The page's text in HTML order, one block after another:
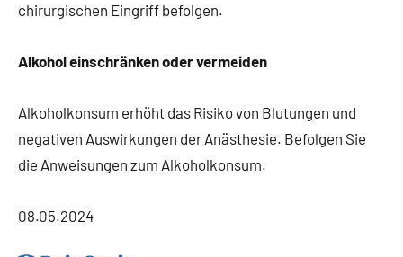
chirurgischen Eingriff befolgen.
Alkohol einschränken oder vermeiden
Alkoholkonsum erhöht das Risiko von Blutungen und
negativen Auswirkungen der Anästhesie. Befolgen Sie
die Anweisungen zum Alkoholkonsum.
08.05.2024